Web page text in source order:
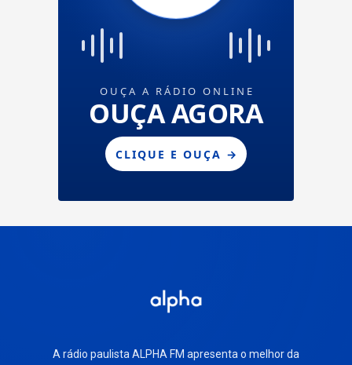
A rádio paulista ALPHA FM apresenta o melhor da